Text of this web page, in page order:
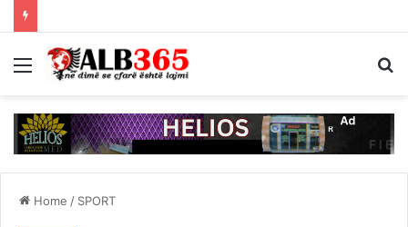
Menu
Home / SPORT